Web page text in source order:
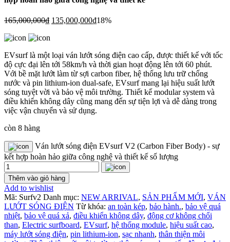
165,000,000₫ 135,000,000₫18%
EVsurf là một loại ván lướt sóng điện cao cấp, được thiết kế với tốc
độ cực đại lên tới 58km/h và thời gian hoạt động lên tới 60 phút.
Với bề mặt lướt làm từ sợi carbon fiber, hệ thống lưu trữ chống
nước và pin lithium-ion dual-safe, EVsurf mang lại hiệu suất lướt
sóng tuyệt vời và bảo vệ môi trường. Thiết kế modular system và
điều khiển không dây cũng mang đến sự tiện lợi và dễ dàng trong
việc vận chuyển và sử dụng.
còn 8 hàng
Ván lướt sóng điện EVsurf V2 (Carbon Fiber Body) - sự
kết hợp hoàn hảo giữa công nghệ và thiết kế số lượng
Thêm vào giỏ hàng
Add to wishlist
Mã: Surfv2 Danh mục: NEW ARRIVAL, SẢN PHẨM MỚI, VÁN
LƯỚT SÓNG ĐIỆN Từ khóa: an toàn kép, bảo hành., bảo vệ quá
nhiệt, bảo vệ quá xả, điều khiển không dây, động cơ không chổi
than, Electric surfboard, EVsurf, hệ thống module, hiệu suất cao,
máy lướt sóng điện, pin lithium-ion, sạc nhanh, thân thiện môi